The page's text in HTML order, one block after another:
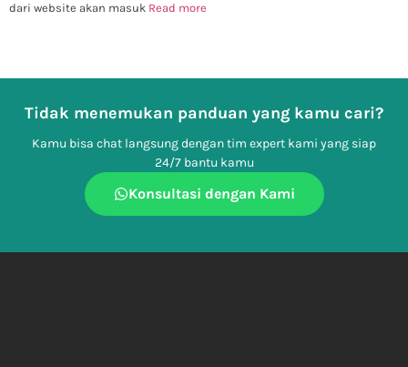
dari website akan masuk Read more
Tidak menemukan panduan yang kamu cari?
Kamu bisa chat langsung dengan tim expert kami yang siap
24/7 bantu kamu
Konsultasi dengan Kami